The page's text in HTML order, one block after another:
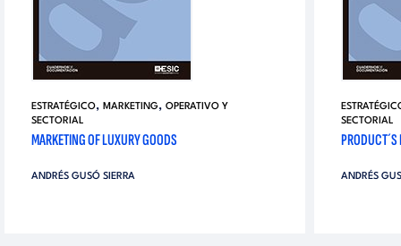
ESTRATÉGICO, MARKETING, OPERATIVO Y
SECTORIAL
MARKETING OF LUXURY GOODS
ANDRÉS GUSÓ SIERRA
SECTORIAL
ANDRÉS